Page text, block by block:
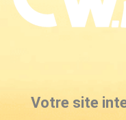
Votre site